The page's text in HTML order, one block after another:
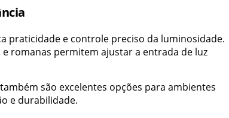
praticidade e controle preciso da luminosidade.
romanas permitem ajustar a entrada de luz
são excelentes opções para ambientes
e durabilidade.